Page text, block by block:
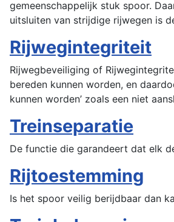
gemeenschappelijk stuk spoor.
uitsluiten van strijdige rijwegen is
Rijwegintegriteit
Rijwegbeveiliging of
bereden kunnen worden, en
kunnen worden’ zoals een niet
Treinseparatie
De functie die garandeert dat elk
Rijtoestemming
Is het spoor veilig berijdbaar dan